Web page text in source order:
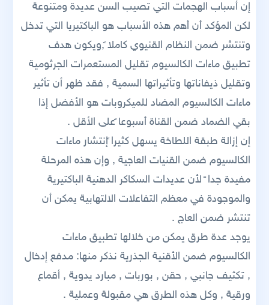
إن أسباب الهجمات التي تصيب السن عديدة ومتنوعة
لكن المؤكد أن أهم هذه الأسباب هو الباكتيريا التي تدخل
وتنتشر ضمن النظام القنيوي كاملا ً,ويكون هدف
تطبيق ماءات الكالسيوم تقليل المستعمرات الجرثومية
وتقليل ذيفاناتها وتأثيراتها السمية , فقد ظهر أن تأثير
ماءات الكالسيوم المضاد للميكروبات هو الأفضل إذا
بقي الضماد ضمن القناة أسبوعا ًعلى الأقل .
إن إزالة طبقة اللطاخة يسهل كثيرا ًإنتشار ماءات
الكالسيوم ضمن القنيات العاجية , وإن هذه المرحلة
مفيدة جدا ً لأن عديدات السكاكر الدهنية الباكتيرية
والموجودة في معظم التفاعلات الالتهابية يمكن أن
تنتشر ضمن العاج .
يوجد عدة طرق يمكن من خلالها تطبيق ماءات
الكالسيوم ضمن الأقنية الجذرية نذكر منها: مدفع إدخال
, تكثيف جانبي , حقن , بوربات , مبارد يدوية , أقماع
ورقية , وكل هذه الطرق هي مقبولة وعملية .